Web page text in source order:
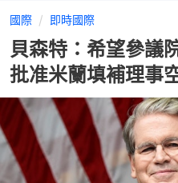
國際 即時國際
貝森特：希望參議
批准米蘭填補理事